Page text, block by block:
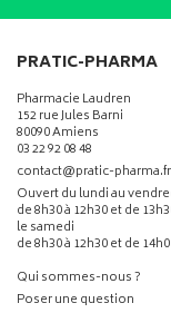
PRATIC-PHARMA
Pharmacie Laudren
152 rue Jules Barni
80090 Amiens
03 22 92 08 48
contact-
@-
pratic-pharma.fr
Ouvert du lundi au
de 8h30 à 12h30 et de
le samedi
de 8h30 à 12h30 et de
Qui sommes-nous ?
Poser une question